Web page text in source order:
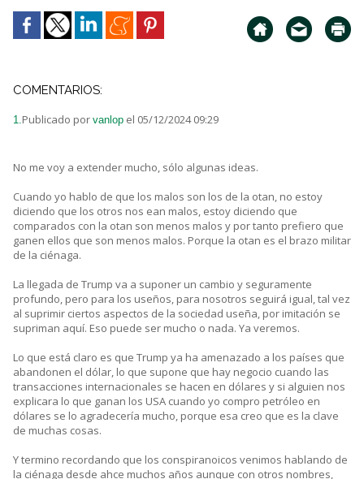
COMENTARIOS:
1. Publicado por vanlop el 05/12/2024 09:29
No me voy a extender mucho, sólo algunas ideas.
Cuando yo hablo de que los malos son los de la otan, no estoy
diciendo que los otros nos ean malos, estoy diciendo que
comparados con la otan son menos malos y por tanto prefiero que
ganen ellos que son menos malos. Porque la otan es el brazo militar
de la ciénaga.
La llegada de Trump va a suponer un cambio y seguramente
profundo, pero para los useños, para nosotros seguirá igual, tal vez
al suprimir ciertos aspectos de la sociedad useña, por imitación se
supriman aquí. Eso puede ser mucho o nada. Ya veremos.
Lo que está claro es que Trump ya ha amenazado a los países que
abandonen el dólar, lo que supone que hay negocio cuando las
transacciones internacionales se hacen en dólares y si alguien nos
explicara lo que ganan los USA cuando yo compro petróleo en
dólares se lo agradecería mucho, porque esa creo que es la clave
de muchas cosas.
Y termino recordando que los conspiranoicos venimos hablando de
la ciénaga desde ahce muchos años aunque con otros nombres,